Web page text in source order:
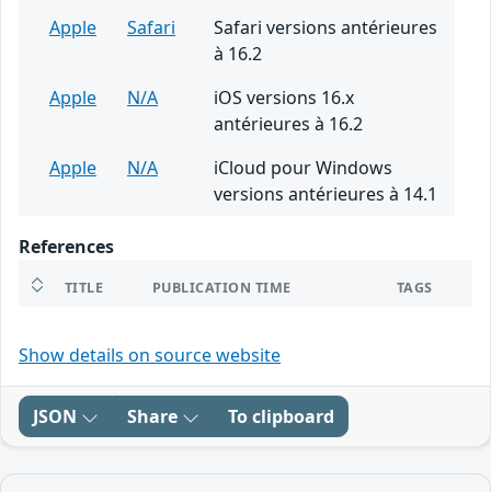
Apple Safari
Safari versions antérieures
à 16.2
Apple
N/A
iOS versions 16.x
antérieures à 16.2
Apple
N/A
iCloud pour Windows
versions antérieures à 14.1
References
TITLE PUBLICATION TIME TAGS
Show details on source website
JSON Share To clipboard